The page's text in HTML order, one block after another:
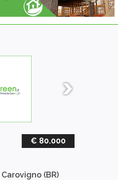
€ 80.000
Carovigno (BR)